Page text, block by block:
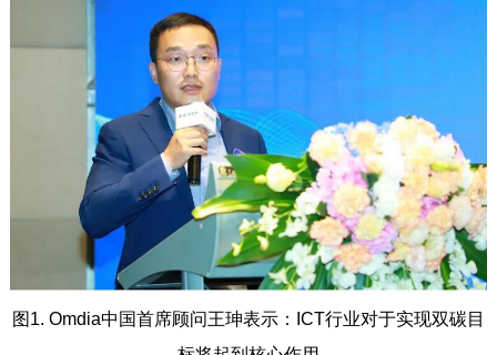
图1. Omdia中国首席顾问王珅表示：ICT行业对于实现双碳目